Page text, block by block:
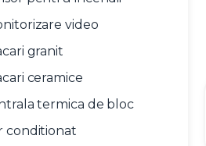
video
granit
ceramice
termica de bloc
conditionat